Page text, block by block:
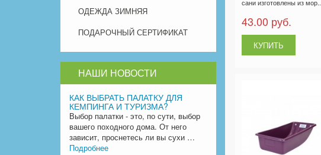
ОДЕЖДА ЗИМНЯЯ
ПОДАРОЧНЫЙ СЕРТИФИКАТ
НАШИ НОВОСТИ
КАК ВЫБРАТЬ ПАЛАТКУ ДЛЯ
КЕМПИНГА И ТУРИЗМА?
Выбор палатки - это, по сути, выбор
вашего походного дома. От него
зависит, проснетесь ли вы сухи …
Подробнее
сани изготовлены из мор..
43.00 руб.